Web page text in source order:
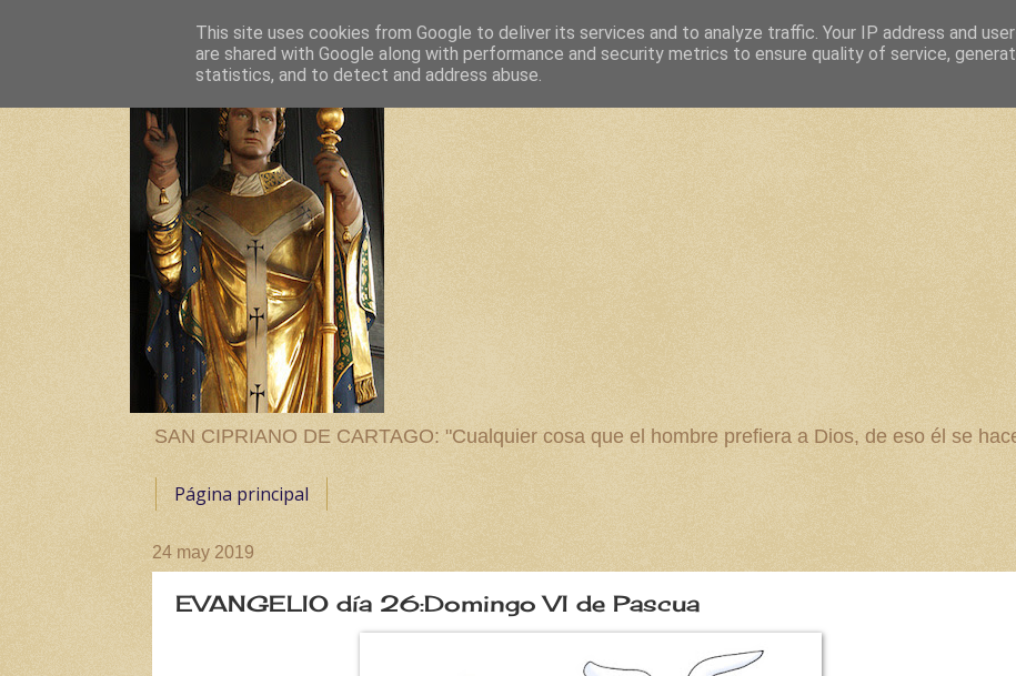
SAN CIPRIANO DE CARTAGO: "Cualquier cosa que el hombre prefiera a Dios, de eso él se
Página principal
24 may 2019
EVANGELIO día 26:Domingo VI de Pascua
This site uses cookies from Google to deliver its services and to analyze traffic. Your IP address and
are shared with Google along with performance and security metrics to ensure quality of service,
statistics, and to detect and address abuse.